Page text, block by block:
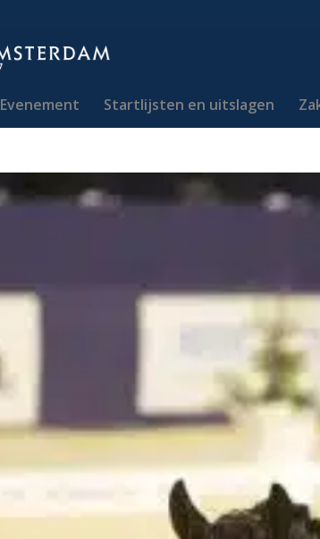
Evenement Startlijsten en uitslagen